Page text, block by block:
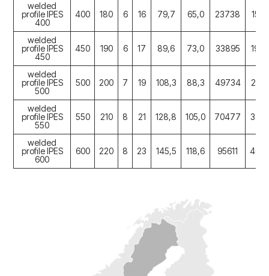
welded
profile IPES
400
400 180 6 16 79,7 65,0 23738 1556
welded
profile IPES
450
450 190 6 17 89,6 73,0 33895
welded
profile IPES
500
500 200 7 19 108,3 88,3 49734
welded
profile IPES
550
550 210 8 21 128,8 105,0 70477
welded
profile IPES
600
600 220 8 23 145,5 118,6 95611